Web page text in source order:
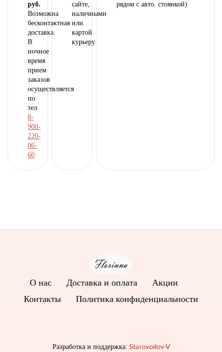
руб.
Возможна
бесконтактная
доставка.
В
ночное
время
прием
заказов
осуществляется
по
тел.
8-
900-
220-
06-
60
сайте,
наличными
или
картой
курьеру
рядом с авто. стоянкой)
О нас Доставка и оплата
Акции
Контакты
Политика конфиденциальности
Разработка и поддержка: Starovoitov-V